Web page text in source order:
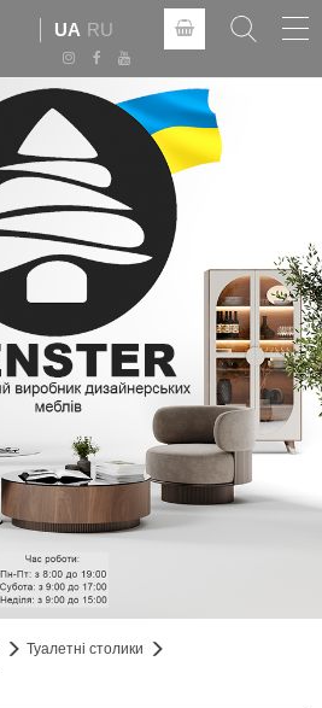
UA RU
Туалетні столики